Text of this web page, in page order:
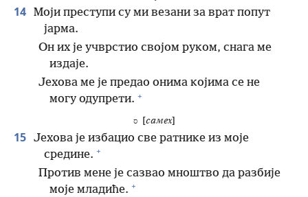
14 Моји преступи су ми везани за врат попут
јарма.
Он их је учврстио својом руком, снага ме
издаје.
Јехова ме је предао онима којима се не
могу одупрети. +
ס[ самех]
15 Јехова је избацио све ратнике из моје
средине. +
Против мене је сазвао мноштво да разбије
моје младиће. +